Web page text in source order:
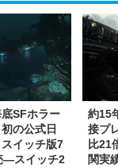
SFホラー
初の公式日
イッチ版7
―スイッチ2
約15
接プ
比21
関実